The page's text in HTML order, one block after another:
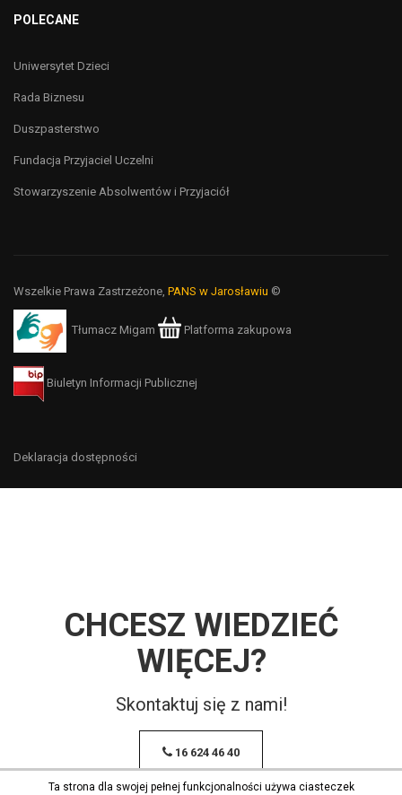
POLECANE
Uniwersytet Dzieci
Rada Biznesu
Duszpasterstwo
Fundacja Przyjaciel Uczelni
Stowarzyszenie Absolwentów i Przyjaciół
Wszelkie Prawa Zastrzeżone, PANS w Jarosławiu ©
Tłumacz Migam Platforma zakupowa
Biuletyn Informacji Publicznej
Deklaracja dostępności
CHCESZ WIEDZIEĆ
WIĘCEJ?
Skontaktuj się z nami!
16 624 46 40
Ta strona dla swojej pełnej funkcjonalności używa ciasteczek